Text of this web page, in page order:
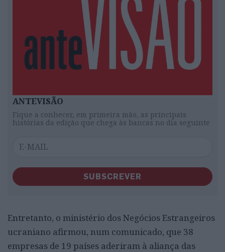
ANTEVISÃO
Fique a conhecer, em primeira mão, as principais
histórias da edição que chega às bancas no dia seguinte
SUBSCREVER
Entretanto, o ministério dos Negócios Estrangeiros
ucraniano afirmou, num comunicado, que 38
empresas de 19 países aderiram à aliança das